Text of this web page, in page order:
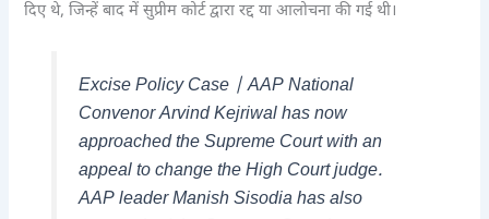
दिए थे, जिन्हें बाद में सुप्रीम कोर्ट द्वारा रद्द या आलोचना की गई थी।
Excise Policy Case | AAP National
Convenor Arvind Kejriwal has now
approached the Supreme Court with an
appeal to change the High Court judge.
AAP leader Manish Sisodia has also